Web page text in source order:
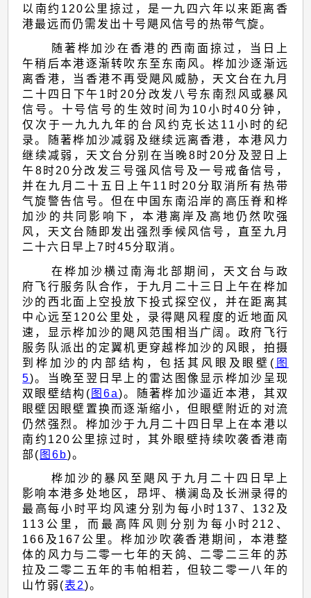
以南约120公里掠过，是一九四六年以来距离香
港最远而仍需发出十号飓风信号的热带气旋。
随著桦加沙在香港的西南面掠过，当日上
午稍后本港逐渐转吹东至东南风。桦加沙逐渐远
离香港，当香港不再受飓风威胁，天文台在九月
二十四日下午1时20分改发八号东南烈风或暴风
信号。十号信号的生效时间为10小时40分钟，
仅次于一九九九年的台风约克长达11小时的纪
录。随著桦加沙减弱及继续远离香港，本港风力
继续减弱，天文台分别在当晚8时20分及翌日上
午8时20分改发三号强风信号及一号戒备信号，
并在九月二十五日上午11时20分取消所有热带
气旋警告信号。但在中国东南沿岸的高压脊和桦
加沙的共同影响下，本港离岸及高地仍然吹强
风，天文台随即发出强烈季候风信号，直至九月
二十六日早上7时45分取消。
在桦加沙横过南海北部期间，天文台与政
府飞行服务队合作，于九月二十三日上午在桦加
沙的西北面上空投放下投式探空仪，并在距离其
中心远至120公里处，录得飓风程度的近地面风
速，显示桦加沙的飓风范围相当广阔。政府飞行
服务队派出的定翼机更穿越桦加沙的风眼，拍摄
到桦加沙的内部结构，包括其风眼及眼壁( 图
5)。当晚至翌日早上的雷达图像显示桦加沙呈现
双眼壁结构( 图6a)。随著桦加沙逼近本港，其双
眼壁因眼壁置换而逐渐缩小，但眼壁附近的对流
仍然强烈。桦加沙于九月二十四日早上在本港以
南约120公里掠过时，其外眼壁持续吹袭香港南
部( 图6b)。
桦加沙的暴风至飓风于九月二十四日早上
影响本港多处地区，昂坪、横澜岛及长洲录得的
最高每小时平均风速分别为每小时137、132及
113公里，而最高阵风则分别为每小时212、
166及167公里。桦加沙吹袭香港期间，本港整
体的风力与二零一七年的天鸽、二零二三年的苏
拉及二零二五年的韦帕相若，但较二零一八年的
山竹弱(表2)。